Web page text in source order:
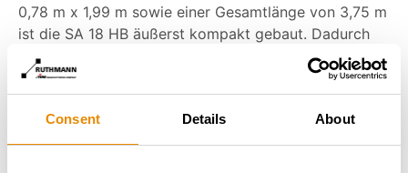
Consent Details About
0,78 m x 1,99 m sowie einer Gesamtlänge von 3,75 m
ist die SA 18 HB äußerst kompakt gebaut. Dadurch
ist sie ideal für ein schmales Platzangebot
geschaffen. Dennoch bietet die Raupenarbeitsbühne
eine Reichweite von 9,3 m und eine Arbeitshöhe von
17,8 m.